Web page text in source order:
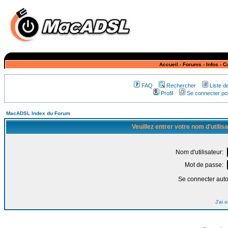
Accueil - Forums - Infos -
FAQ Rechercher
Liste
Profil
Se connecter
MacADSL Index du Forum
Veuillez entrer votre nom
Nom d'utilisateur:
Mot de passe:
Se connecter
J'ai